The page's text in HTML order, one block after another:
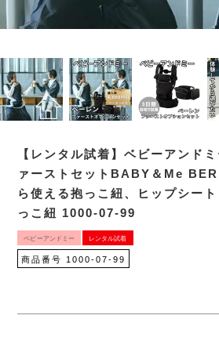
【レンタル試着】ベビーアンド
ァーストセットBABY＆Me
ら使える抱っこ紐、ヒップシー
っこ紐 1000-07-99
ベビーアンドミー レンタル試着
商品番号 1000-07-99